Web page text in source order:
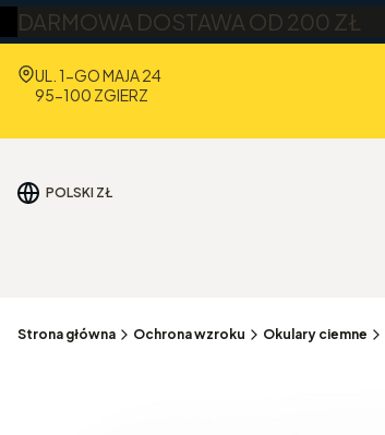
DARMOWA DOSTAWA OD 200 ZŁ
Adres:
UL. 1-GO MAJA 24
95-100 ZGIERZ
POLSKI ZŁ
Strona główna Ochrona wzroku Okulary ciemne